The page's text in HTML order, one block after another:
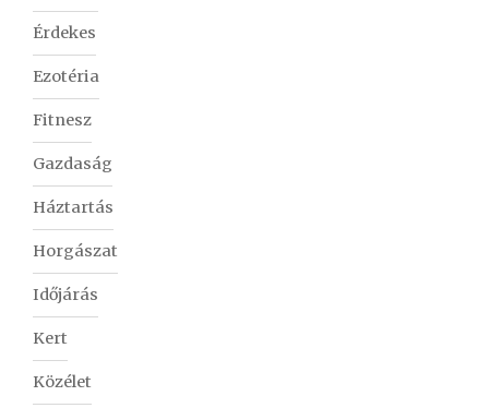
Érdekes
Ezotéria
Fitnesz
Gazdaság
Háztartás
Horgászat
Időjárás
Kert
Közélet